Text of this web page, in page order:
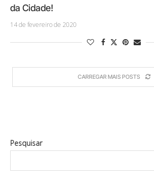
da Cidade!
14 de fevereiro de 2020
CARREGAR MAIS POSTS
Pesquisar